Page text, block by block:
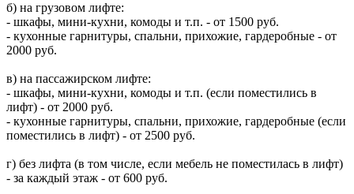
б) на грузовом лифте:
- шкафы, мини-кухни, комоды и т.п. - от 1500 руб.
- кухонные гарнитуры, спальни, прихожие, гардеробные - от
2000 руб.
в) на пассажирском лифте:
- шкафы, мини-кухни, комоды и т.п. (если поместились в
лифт) - от 2000 руб.
- кухонные гарнитуры, спальни, прихожие, гардеробные (если
поместились в лифт) - от 2500 руб.
г) без лифта (в том числе, если мебель не поместилась в лифт)
- за каждый этаж - от 600 руб.